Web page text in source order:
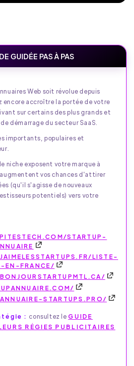
GUIDÉE PAS À PAS
Web soit révolue depuis
encore accroître la portée de votre
sur certains des plus grands et
démarrage du secteur SaaS.
importants, populaires et
niche exposent votre marque à
augmentent vos chances d'attirer
(qu'il s'agisse de nouveaux
potentiels) vers votre
STARTUP-
LISTE-
EN-FRANCE/
STARTUPS.PRO/
: consultez le GUIDE
RÉGIES PUBLICITAIRES